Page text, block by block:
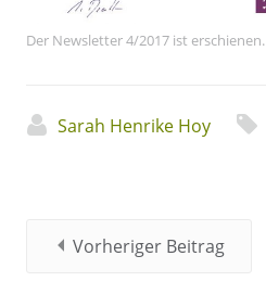
Der Newsletter 4/2017 ist erschienen.
Sarah Henrike Hoy
Vorheriger Beitrag